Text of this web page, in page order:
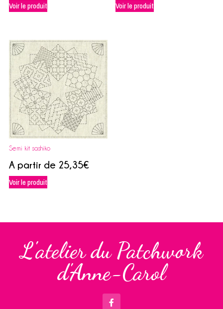
Voir le produit
Voir le produit
Semi kit sashiko
A partir de 25,35€
Voir le produit
L'atelier du Patchwork
d'Anne-Carol